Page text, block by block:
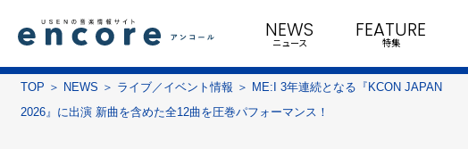
NEWS
ニュース
FEATURE
特集
TOP NEWS ライブ／イベント情報
ME:I 3年連続となる『KCON JAPAN
2026』に出演 新曲を含めた全12曲を圧巻パフォーマンス！